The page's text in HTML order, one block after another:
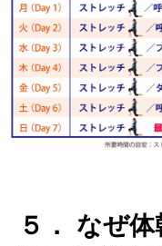
５． なぜ